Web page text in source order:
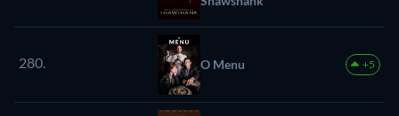
280. O Menu +5